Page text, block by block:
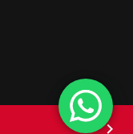
keyboard_arrow_right